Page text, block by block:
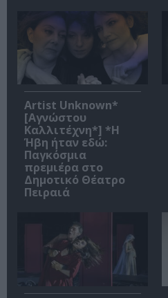
Artist Unknown*
[Αγνώστου
Καλλιτέχνη*] *Η
Ήβη ήταν εδώ:
Παγκόσμια
πρεμιέρα στο
Δημοτικό Θέατρο
Πειραιά